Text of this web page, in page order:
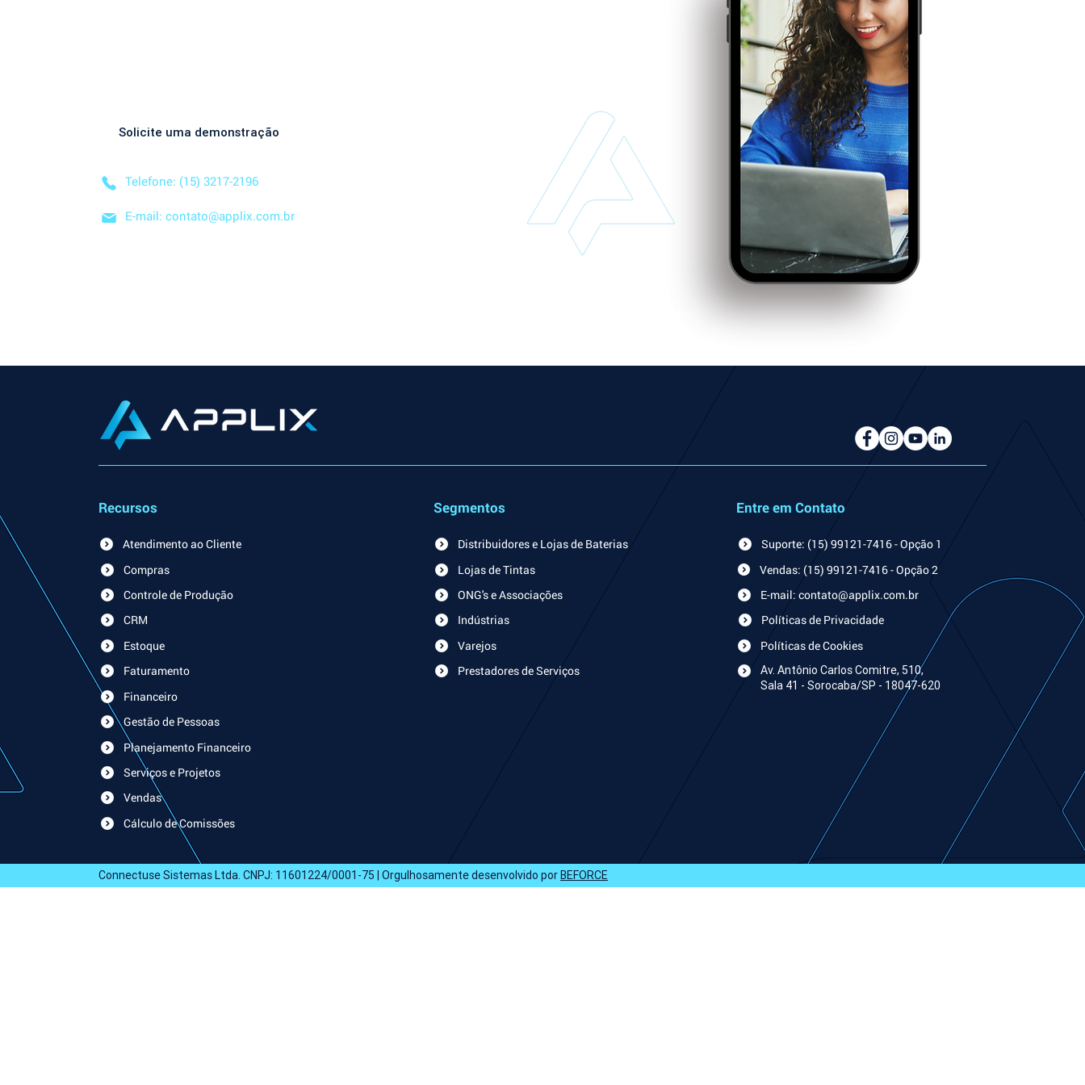
Telefone: (15) 3217-2196
E-mail: contato@applix.com.br
Solicite uma demonstração
Recursos
Atendimento ao Cliente
Compras
Controle de Produção
CRM
Estoque
Faturamento
Financeiro
Gestão de Pessoas
Segmentos
Distribuidores e Lojas de Baterias
Lojas de Tintas
ONG's e Associações
Indústrias
Varejos
Prestadores de Serviços
Entre em Contato
Suporte: (15) 99121-7416 - Opção 1
Vendas: (15) 99121-7416 - Opção 2
E-mail: contato@applix.com.br
Políticas de Privacidade
Políticas de Cookies
Av. Antônio Carlos Comitre, 510,
Sala 41 - Sorocaba/SP - 18047-620
Planejamento Financeiro
Serviços e Projetos
Vendas
Cálculo de Comissões
Connectuse Sistemas Ltda. CNPJ: 11601224/0001-75 | Orgulhosamente desenvolvido porBEFORCE